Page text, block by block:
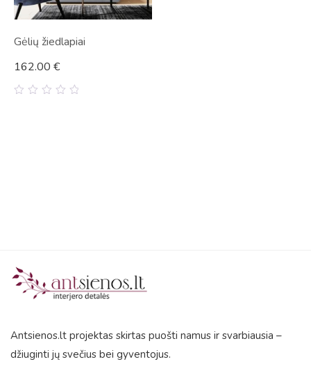
Gėlių žiedlapiai
162.00 €
Antsienos.lt projektas skirtas puošti namus ir svarbiausia –
džiuginti jų svečius bei gyventojus.